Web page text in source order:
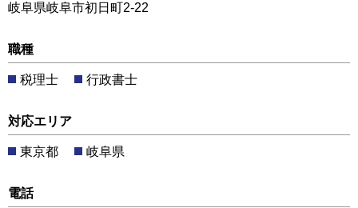
岐阜県岐阜市初日町2-22
職種
税理士 行政書士
対応エリア
東京都 岐阜県
電話